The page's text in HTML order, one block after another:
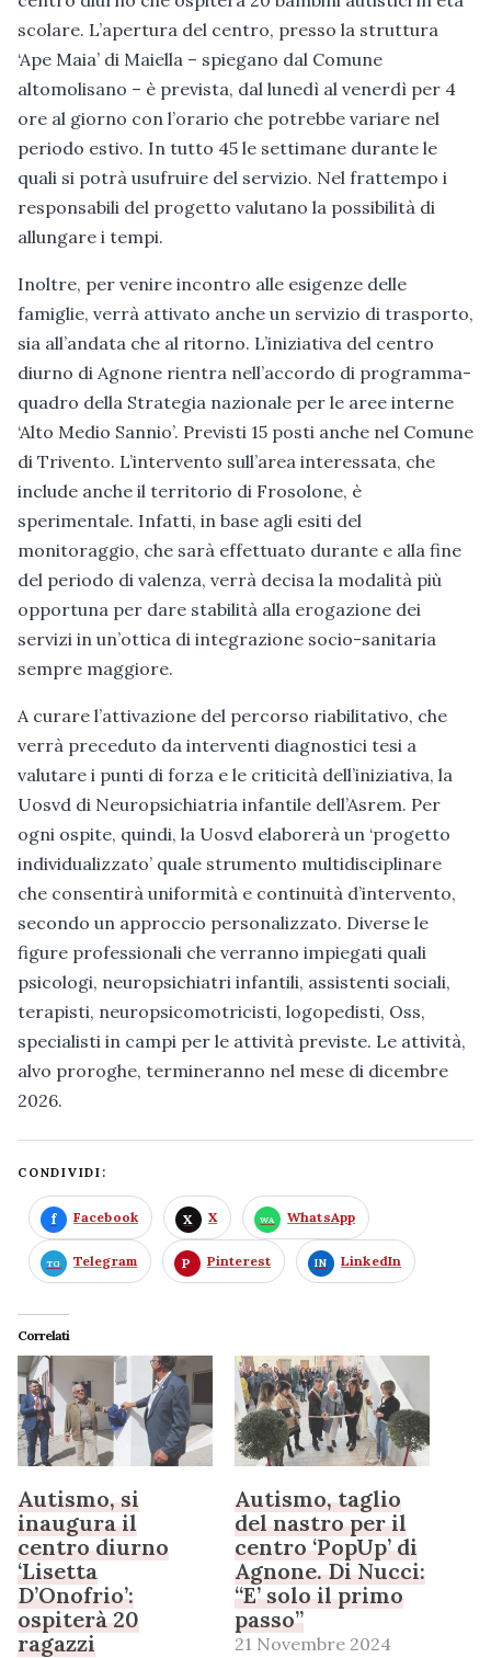
scolare. L’apertura del centro, presso la struttura
‘Ape Maia’ di Maiella – spiegano dal Comune
altomolisano – è prevista, dal lunedì al venerdì per 4
ore al giorno con l’orario che potrebbe variare nel
periodo estivo. In tutto 45 le settimane durante le
quali si potrà usufruire del servizio. Nel frattempo i
responsabili del progetto valutano la possibilità di
allungare i tempi.
Inoltre, per venire incontro alle esigenze delle
famiglie, verrà attivato anche un servizio di trasporto,
sia all’andata che al ritorno. L’iniziativa del centro
diurno di Agnone rientra nell’accordo di programma-
quadro della Strategia nazionale per le aree interne
‘Alto Medio Sannio’. Previsti 15 posti anche nel Comune
di Trivento. L’intervento sull’area interessata, che
include anche il territorio di Frosolone, è
sperimentale. Infatti, in base agli esiti del
monitoraggio, che sarà effettuato durante e alla fine
del periodo di valenza, verrà decisa la modalità più
opportuna per dare stabilità alla erogazione dei
servizi in un’ottica di integrazione socio-sanitaria
sempre maggiore.
A curare l’attivazione del percorso riabilitativo, che
verrà preceduto da interventi diagnostici tesi a
valutare i punti di forza e le criticità dell’iniziativa, la
Uosvd di Neuropsichiatria infantile dell’Asrem. Per
ogni ospite, quindi, la Uosvd elaborerà un ‘progetto
individualizzato’ quale strumento multidisciplinare
che consentirà uniformità e continuità d’intervento,
secondo un approccio personalizzato. Diverse le
figure professionali che verranno impiegati quali
psicologi, neuropsichiatri infantili, assistenti sociali,
terapisti, neuropsicomotricisti, logopedisti, Oss,
specialisti in campi per le attività previste. Le attività,
alvo proroghe, termineranno nel mese di dicembre
2026.
CONDIVIDI:
Facebook X WhatsApp
Telegram Pinterest LinkedIn
Correlati
Autismo, si
inaugura il
centro diurno
‘Lisetta
D’Onofrio’:
ospiterà 20
ragazzi
Autismo, taglio
del nastro per il
centro ‘PopUp’ di
Agnone. Di Nucci:
“E’ solo il primo
passo”
21 Novembre 2024